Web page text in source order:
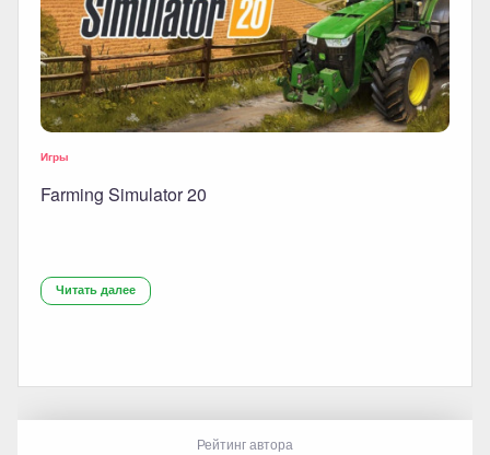
Игры
Farming Simulator 20
Читать далее
Рейтинг автора